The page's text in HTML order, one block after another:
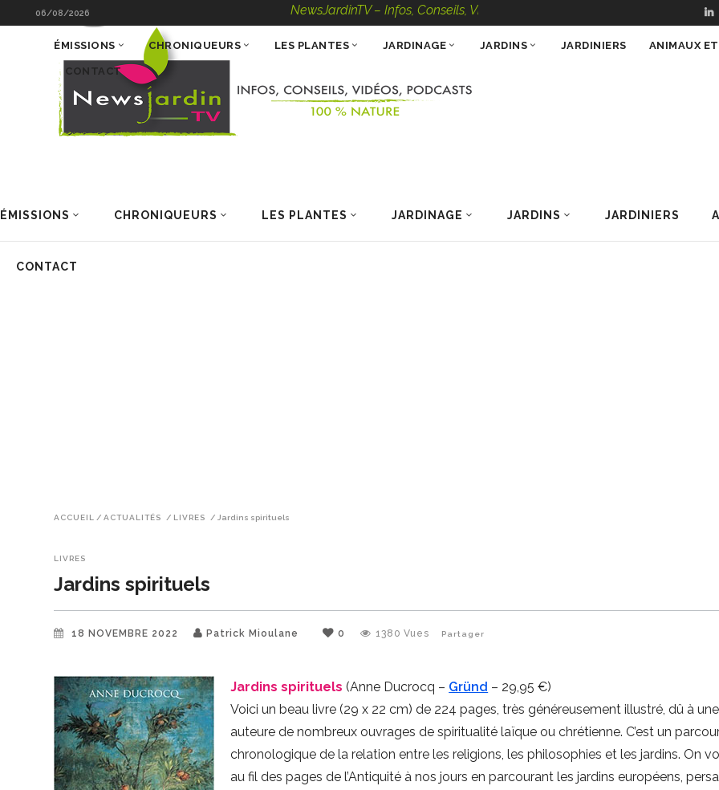
06/08/2026 NewsJardinTV – Infos, Conseils, Vidéos, Podcasts – 100 % Nature
ÉMISSIONS CHRONIQUEURS LES PLANTES JARDINAGE JARDINS JARDINIERS
CONTACT
ÉMISSIONS CHRONIQUEURS LES PLANTES JARDINAGE JARDINS JARDINIERS ANIMAUX
CONTACT
ACCUEIL / ACTUALITÉS / LIVRES / Jardins spirituels
LIVRES
Jardins spirituels
18 NOVEMBRE 2022 Patrick Mioulane 0 1380 Vues Partager
Jardins spirituels (Anne Ducrocq – Gründ – 29,95 €)
Voici un beau livre (29 x 22 cm) de 224 pages, très généreusement illustré, dû à une
auteure de nombreux ouvrages de spiritualité laïque ou chrétienne. C’est un
chronologique de la relation entre les religions, les philosophies et les jardins. On
au fil des pages de l’Antiquité à nos jours en parcourant les jardins européens,